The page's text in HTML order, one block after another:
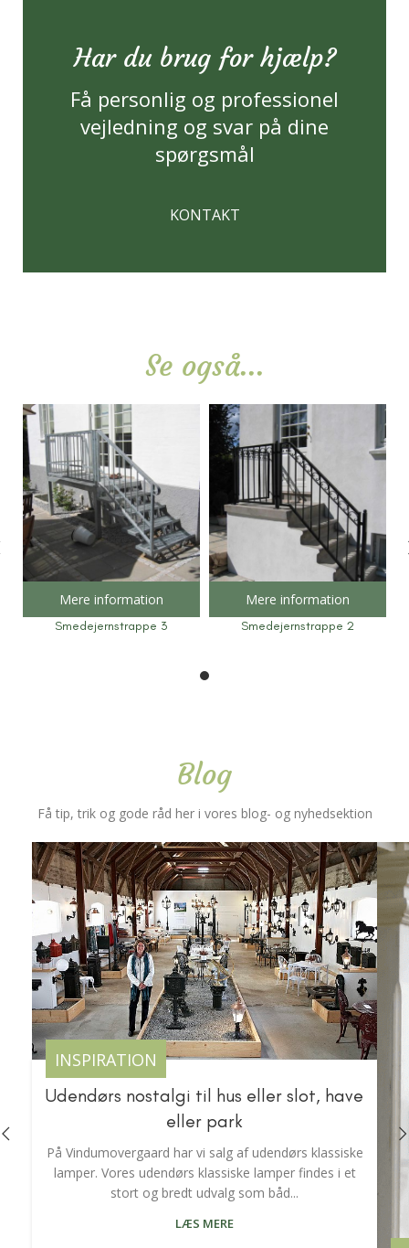
Har du brug for hjælp?
Få personlig og professionel
vejledning og svar på dine
spørgsmål
KONTAKT
Se også...
Mere information
Smedejernstrappe 3
Mere information
Smedejernstrappe 2
Blog
Få tip, trik og gode råd her i vores blog- og nyhedsektion
INSPIRATION
Udendørs nostalgi til hus eller slot, have
eller park
På Vindumovergaard har vi salg af udendørs klassiske
lamper. Vores udendørs klassiske lamper findes i et
stort og bredt udvalg som båd...
LÆS MERE